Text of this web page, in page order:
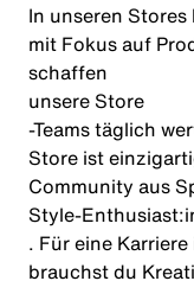
In unseren
mit Fokus auf
schaffen
unsere Store
‑Teams täglich
Store ist
Community aus
Style‑
. Für eine
brauchst du